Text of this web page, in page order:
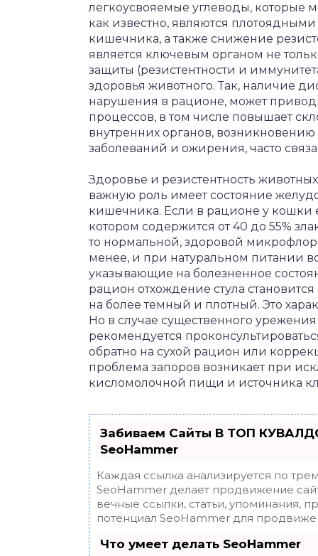
легкоусвояемые углеводы, которые
как известно, являются
кишечника, а также снижение
является ключевым органом не
защиты (резистентности и
здоровья животного. Так, наличие
нарушения в рационе, может
процессов, в том числе повышает
внутренних органов,
заболеваний и ожирения, часто
Здоровье и резистентность
важную роль имеет состояние
кишечника. Если в рационе у кошки
котором содержится от 40 до 55%
то нормальной, здоровой
менее, и при натуральном питании
указывающие на болезненное
рацион отхождение стула
на более темный и плотный. Это
Но в случае существенного
рекомендуется
обратно на сухой рацион или
проблема запоров возникает при
кисломолочной пищи и источника
Забиваем Сайты В ТОП
SeoHammer
Каждая ссылка анализируется по
SeoHammer делает продвижение
вечные ссылки, статьи, упоминания,
потенциал SeoHammer для
Что умеет делать SeoHammer